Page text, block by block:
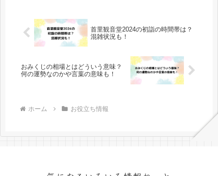
首里観音堂2024の初詣の時間帯は？
混雑状況も！
おみくじの相場とはどういう意味？
何の運勢なのかや言葉の意味も！
ホーム お役立ち情報